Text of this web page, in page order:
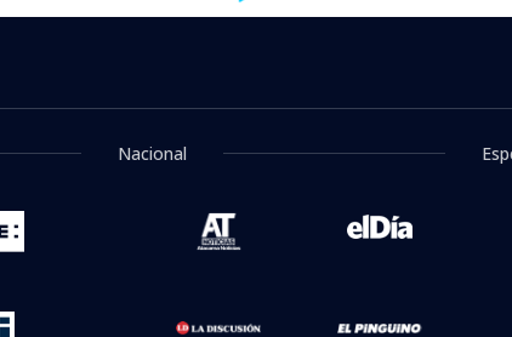
vuelve a la TV: